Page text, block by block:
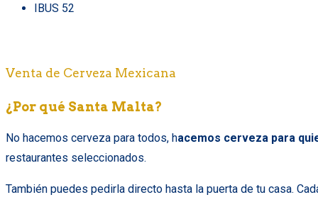
IBUS 52
Venta de Cerveza Mexicana
¿Por qué Santa Malta?
No hacemos cerveza para todos, hacemos cerveza para
restaurantes seleccionados.
También puedes pedirla directo hasta la puerta de tu casa.